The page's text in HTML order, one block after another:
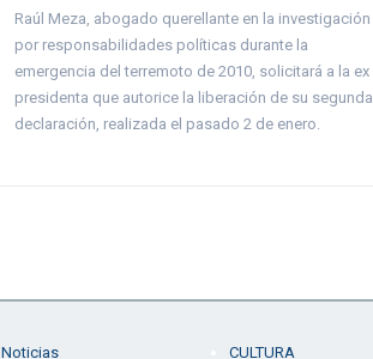
Raúl Meza, abogado querellante en la investigación
por responsabilidades políticas durante la
emergencia del terremoto de 2010, solicitará a la ex
presidenta que autorice la liberación de su segunda
declaración, realizada el pasado 2 de enero.
Noticias CULTURA